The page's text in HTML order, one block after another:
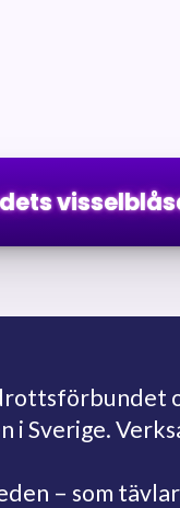
Sverige.
– som